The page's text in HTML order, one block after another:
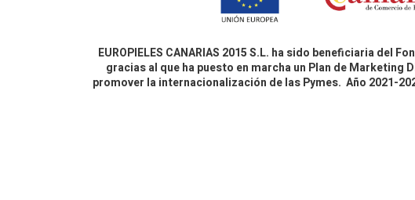
EUROPIELES CANARIAS 2015 S.L. ha sido beneficiaria
gracias al que ha puesto en marcha un Plan de
promover la internacionalización de las Pymes. Año 2021-